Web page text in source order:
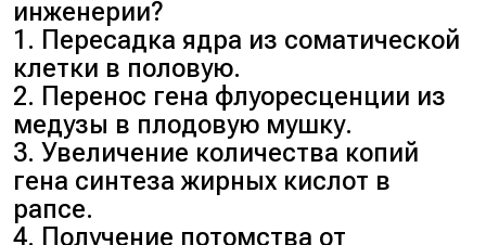
инженерии?
1. Пересадка ядра из соматической
клетки в половую.
2. Перенос гена флуоресценции из
медузы в плодовую мушку.
3. Увеличение количества копий
гена синтеза жирных кислот в
рапсе.
4. Получение потомства от